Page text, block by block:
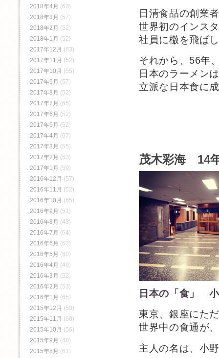
日清食品の創業
世界初のインス
社員に檄を飛ば
それから、56年
日本のラーメン
立派な日本食に
茂木彩海 14
日本の「食」
東京、銀座にた
世界中の食通が
主人の名は、小
2018年4月 (63)
2018年3月 (57)
2018年2月 (52)
2018年1月 (52)
2017年12月 (63)
2017年11月 (52)
2017年10月 (55)
2017年9月 (57)
2017年8月 (52)
2017年7月 (65)
2017年6月 (52)
2017年5月 (52)
2017年4月 (67)
2017年3月 (55)
2017年2月 (53)
2017年1月 (59)
2016年12月 (57)
2016年11月 (52)
2016年10月 (65)
2016年9月 (51)
2016年8月 (43)
2016年7月 (64)
2016年6月 (52)
2016年5月 (60)
2016年4月 (49)
2016年3月 (52)
2016年2月 (53)
2016年1月 (65)
2015年12月 (50)
2015年11月 (60)
2015年10月 (56)
2015年9月 (48)
2015年8月 (61)